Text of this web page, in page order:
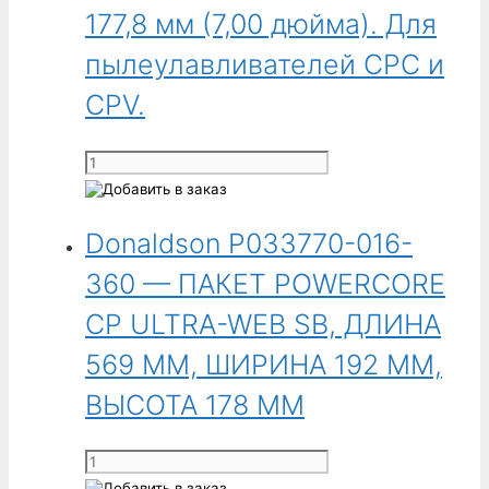
Web,
791 мм,
ширина
толщина
178 мм.
улавливателей
VHE
и
других
брендов.
177,8 мм (7,00 дюйма). Для
пылеулавливателей CPC и
CPV.
Количество
товара
P033755-
016-
340
-
Фильтрационный
пакет
Ultra-
Web
Spunbond
PowerCore,
Donaldson P033770-016-
360 — ПАКЕТ POWERCORE
CP ULTRA-WEB SB, ДЛИНА
569 ММ, ШИРИНА 192 ММ,
ВЫСОТА 178 ММ
Количество